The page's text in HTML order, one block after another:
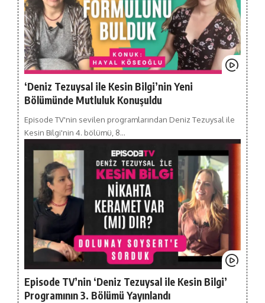
‘Deniz Tezuysal ile Kesin Bilgi’nin Yeni
Bölümünde Mutluluk Konuşuldu
Episode TV'nin sevilen programlarından Deniz Tezuysal ile
Kesin Bilgi'nin 4. bölümü, 8…
Episode TV’nin ‘Deniz Tezuysal ile Kesin Bilgi’
Programının 3. Bölümü Yayınlandı